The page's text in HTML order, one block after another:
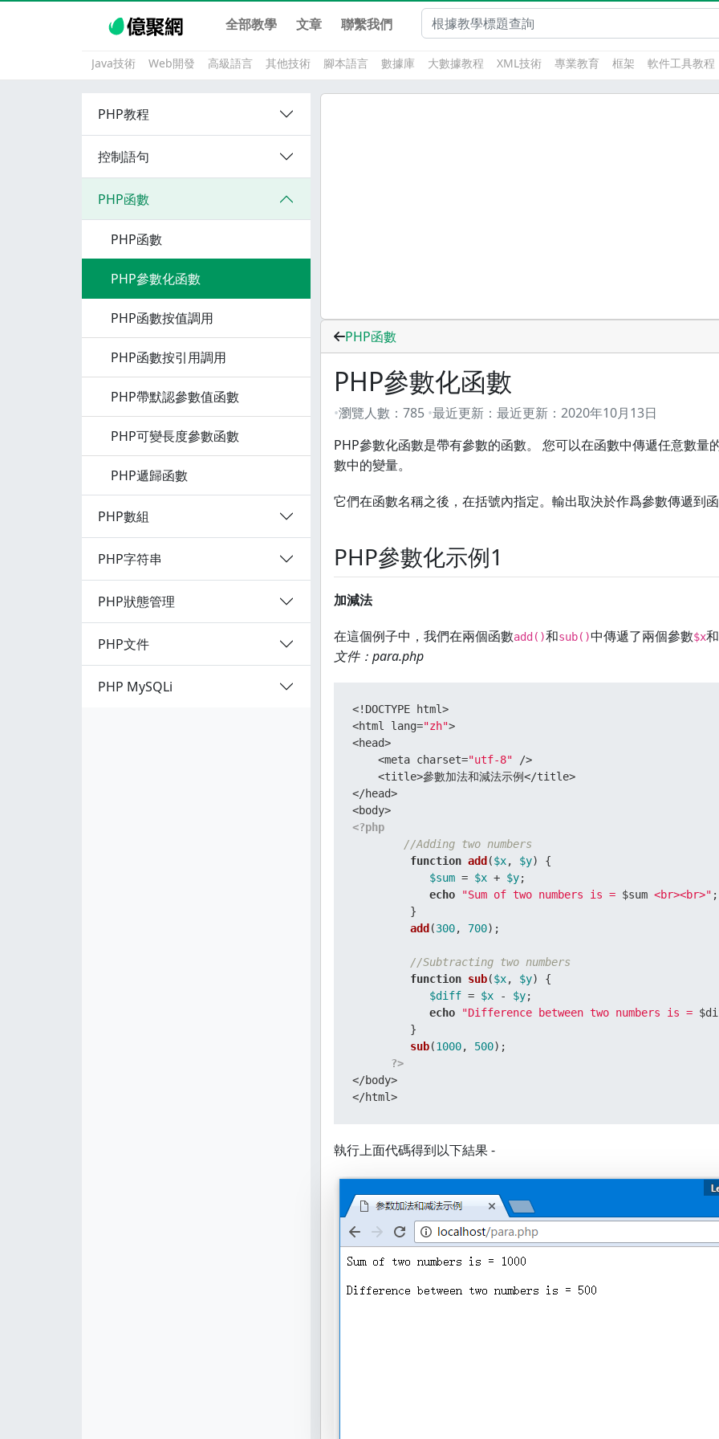
全部教學 文章 聯繫我們
Java技術 Web開發 高級語言 其他技術 腳本語言 數據庫 大數據教程 XML技術 專業教育 框架 軟件工具教程
PHP教程
控制語句
PHP函數
PHP函數
PHP參數化函數
PHP函數按值調用
PHP函數按引用調用
PHP帶默認參數值函數
PHP可變長度參數函數
PHP遞歸函數
PHP數組
PHP字符串
PHP狀態管理
PHP文件
PHP MySQLi
PHP函數
PHP參數化函數
瀏覽人數： 785 最近更新： 最近更新： 2020年10月13日
PHP參數化函數是帶有參數的函數。 您可以在函數中傳遞任意數量
數中的變量。
它們在函數名稱之後，在括號內指定。輸出取決於作爲參數傳遞到函
PHP參數化示例1
加減法
在這個例子中，我們在兩個函數add()和sub()中傳遞了兩個參數$x和
文件：para.php
<!DOCTYPE html>
<html lang="zh">
<head>
    <meta charset=
"utf-8" />
    <title>參數加法和減法示例</title>
</head>
<?php
//Adding two numbers
function add ($x, $y) {
$sum = $x + $y;
echo
"Sum of two numbers is = $sum <br><br>"
         }
add (300, 700);
//Subtracting two numbers
function sub($x, $y) {
$diff = $x - $y;
echo
"Difference between two numbers is =
         }
sub(1000, 500);
?>
</body>
</html>
執行上面代碼得到以下結果 -